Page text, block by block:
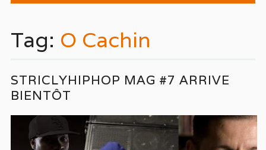
Tag: O Cachin
STRICLYHIPHOP MAG #7 ARRIVE
BIENTÔT